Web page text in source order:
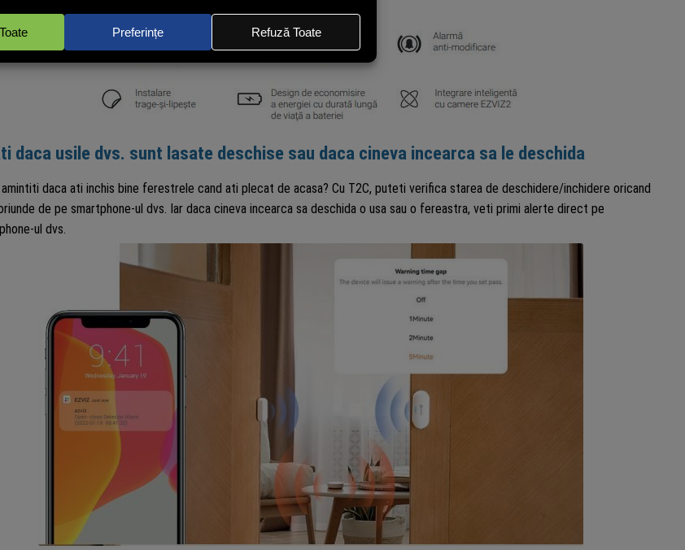
daca usile dvs. sunt lasate deschise sau daca cineva incearca sa le deschida
amintiti daca ati inchis bine ferestrele cand ati plecat de acasa? Cu T2C, puteti verifica starea de deschidere/inchidere oricand
de pe smartphone-ul dvs. Iar daca cineva incearca sa deschida o usa sau o fereastra, veti primi alerte direct pe
ul dvs.